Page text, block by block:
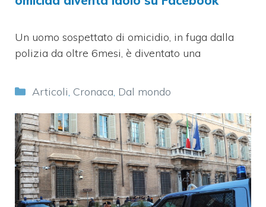
Un uomo sospettato di omicidio, in fuga dalla
polizia da oltre 6mesi, è diventato una
Categorie
Articoli, Cronaca, Dal mondo